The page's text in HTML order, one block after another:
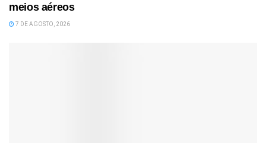
meios aéreos
7 DE AGOSTO, 2026